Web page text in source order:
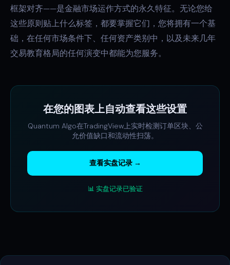
框架对齐——是金融市场运作方式的永久特征。无论您给
这些原则贴上什么标签，都要掌握它们，您将拥有一个基
础，在任何市场条件下、任何资产类别中，以及未来几年
交易教育格局的任何演变中都能为您服务。
在您的图表上自动查看这些设置
Quantum Algo在TradingView上实时检测订单区块、公
允价值缺口和流动性扫荡。
查看实盘记录 →
📊 实盘记录已验证